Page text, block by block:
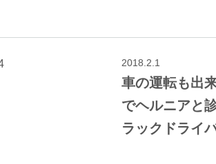
2018.2.1
車の運転も出
でヘルニアと
ラックドライ